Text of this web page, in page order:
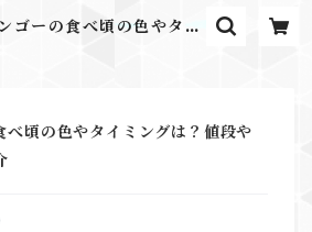
ゴーの食べ頃の色やタイ
べ頃の色やタイミングは？値段や